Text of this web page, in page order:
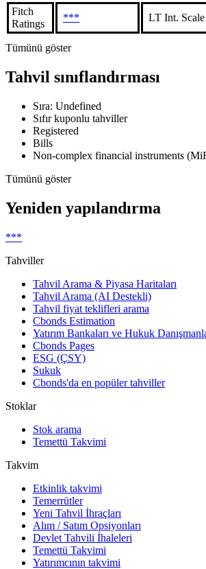
Fitch
Ratings
*** LT Int.
Tümünü göster
Tahvil sınıflandırması
Sıra: Undefined
Sıfır kuponlu tahviller
Registered
Bills
Non-complex financial instruments
Tümünü göster
Yeniden yapılandırma
***
Tahviller
Tahvil Arama & Piyasa Haritaları
Tahvil Arama (AI Destekli)
Tahvil fiyat teklifleri arama
Cbonds Estimation
Yatırım Bankaları ve Hukuk
Cbonds Pages
ESG (ÇSY)
Sukuk
Cbonds'da en popüler tahviller
Stoklar
Stok arama
Temettü Takvimi
Takvim
Etkinlik takvimi
Temerrütler
Yeni Tahvil İhraçları
Alım / Satım Opsiyonları
Devlet Tahvili İhaleleri
Temettü Takvimi
Yatırımcının takvimi